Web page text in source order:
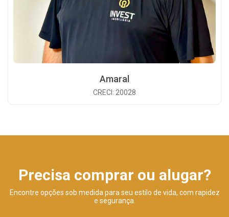
Amaral
CRECI: 20028
Precisa comprar ou alugar?
Encontre opções sob medida para seu estilo de vida, com rapidez
e segurança.